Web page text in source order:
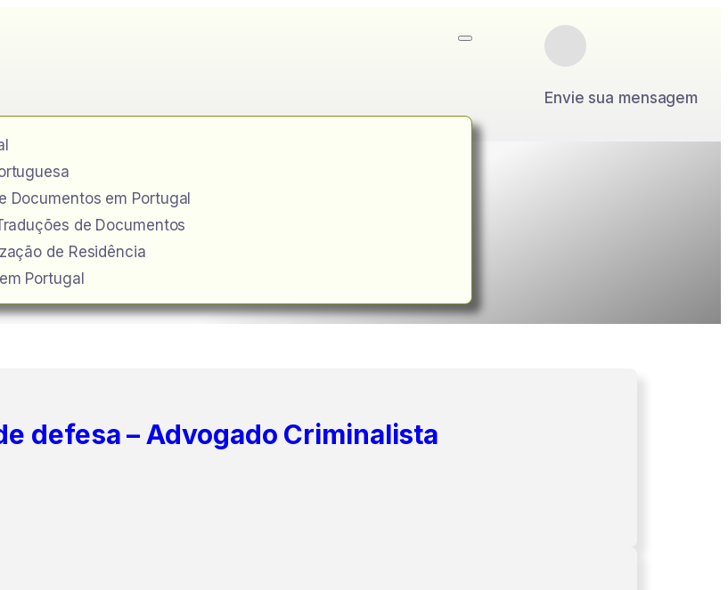
Documentos em Portugal
de Documentos
de Residência
Portugal
Envie sua mensagem
defesa – Advogado Criminalista